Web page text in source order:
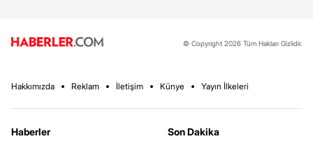
© Copyright 2026 Tüm Hakları Gizlidir.
Hakkımızda Reklam İletişim Künye Yayın İlkeleri
Haberler
Son Dakika